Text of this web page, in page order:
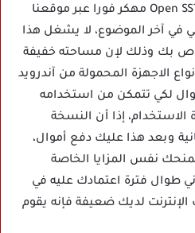
تقدر تحميل تطبيق Open SSTP Client مهكر فورا عبر موقعنا
في آخر الموضوع، لا يشغل هذا
بك وذلك لإن مساحته خفيفة
الاجهزة المحمولة من آندرويد
لكي تتمكن من استخدامه
إذا أن النسخة
وبعد هذا عليك دفع أموال،
نفس المزايا الخاصة
طوال فترة اعتمادك عليه في
لديك ضعيفة فإنه يقوم